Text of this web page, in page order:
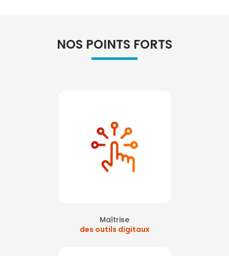
NOS POINTS FORTS
Maîtrise
des outils digitaux